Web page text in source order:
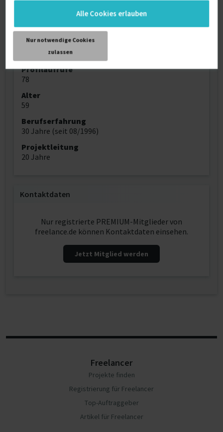
Alle Cookies erlauben
Nur notwendige Cookies
zulassen
Europäische Union
Schweiz
Home-Office
bevorzugt
Profilaufrufe
78
Alter
59
Berufserfahrung
30 Jahre (seit 08/1996)
Projektleitung
20 Jahre
Kontaktdaten
Nur registrierte PREMIUM-Mitglieder von
freelance.de können Kontaktdaten einsehen.
Jetzt Mitglied werden
Freelancer
Projekte finden
Registrierung für Freelancer
Top-Auftraggeber
Artikel für Freelancer